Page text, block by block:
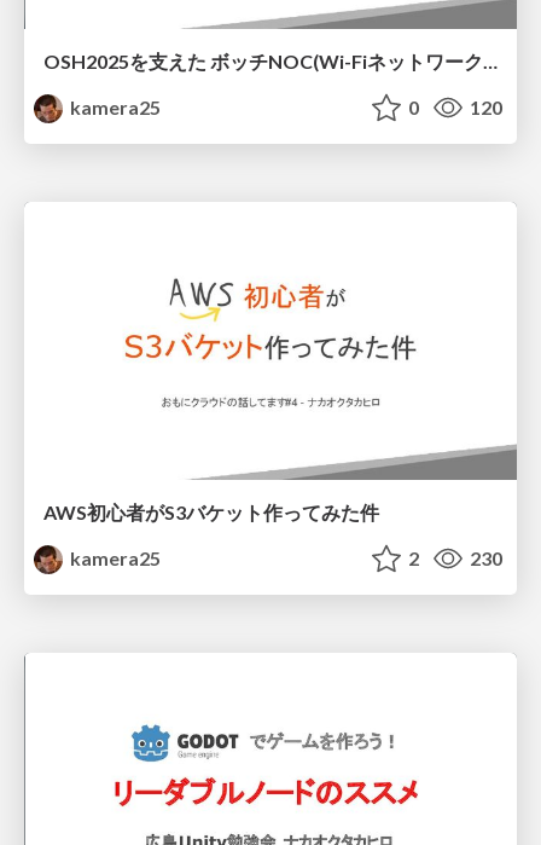
OSH2025を支えた ボッチNOC(Wi-Fiネットワーク)の話
kamera25
0 120
AWS初心者がS3バケット作ってみた件
kamera25
2 230